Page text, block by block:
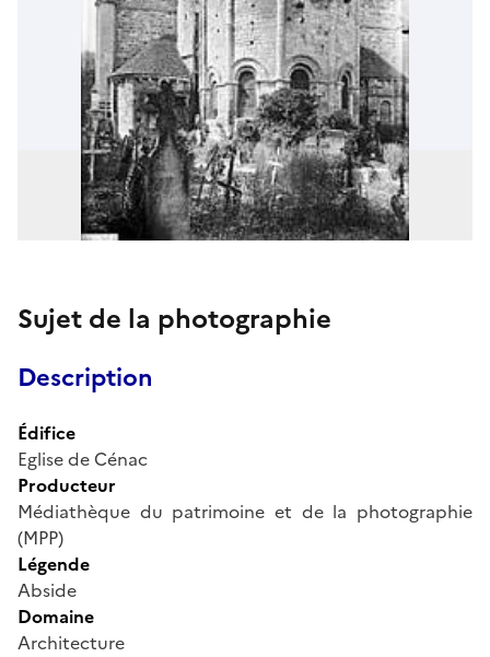
Sujet de la photographie
Description
Édifice
Eglise de Cénac
Producteur
Médiathèque du patrimoine et de la photographie
(MPP)
Légende
Abside
Domaine
Architecture